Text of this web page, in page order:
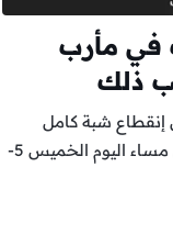
في مأرب
ذلك
شبة كامل
لخدمتي الإتصالات والإنترنت بشكل مفاجي مساء اليوم الخميس 5-